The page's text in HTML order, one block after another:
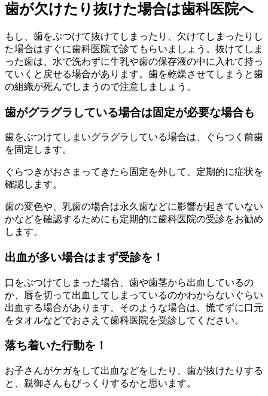
歯が欠けたり抜けた場合は歯科医院へ
もし、歯をぶつけて抜けてしまったり、欠けてしまったりし
た場合はすぐに歯科医院で診てもらいましょう。抜けてしま
った歯は、水で洗わずに牛乳や歯の保存液の中に入れて持っ
ていくと戻せる場合があります。歯を乾燥させてしまうと歯
の組織が死んでしまうので注意しましょう。
歯がグラグラしている場合は固定が必要な場合も
歯をぶつけてしまいグラグラしている場合は、ぐらつく前歯
を固定します。
ぐらつきがおさまってきたら固定を外して、定期的に症状を
確認します。
歯の変色や、乳歯の場合は永久歯などに影響が起きていない
かなどを確認するためにも定期的に歯科医院の受診をお勧め
します。
出血が多い場合はまず受診を！
口をぶつけてしまった場合、歯や歯茎から出血しているの
か、唇を切って出血してしまっているのかわからないぐらい
出血する場合があります。そのような場合は、慌てずに口元
をタオルなどでおさえて歯科医院を受診してください。
落ち着いた行動を！
お子さんがケガをして出血などをしたり、歯が抜けたりする
と、親御さんもびっくりするかと思います。